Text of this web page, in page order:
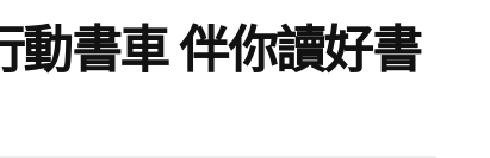
動書車 伴你讀好書